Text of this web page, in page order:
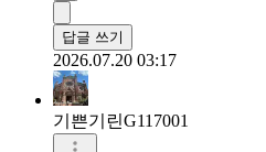
답글 쓰기
2026.07.20 03:17
기쁜기린G117001